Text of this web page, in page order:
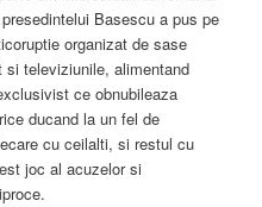
Basescu a pus pe
organizat de sase
televiziunile, alimentand
ce obnubileaza
ducand la un fel de
cu ceilalti, si restul cu
joc al acuzelor si